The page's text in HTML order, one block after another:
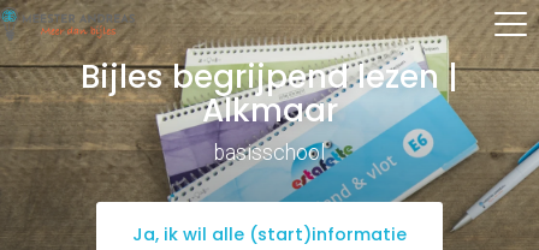
Bijles begrijpend lezen |
Alkmaar
basisschool
Ja, ik wil alle (start)informatie